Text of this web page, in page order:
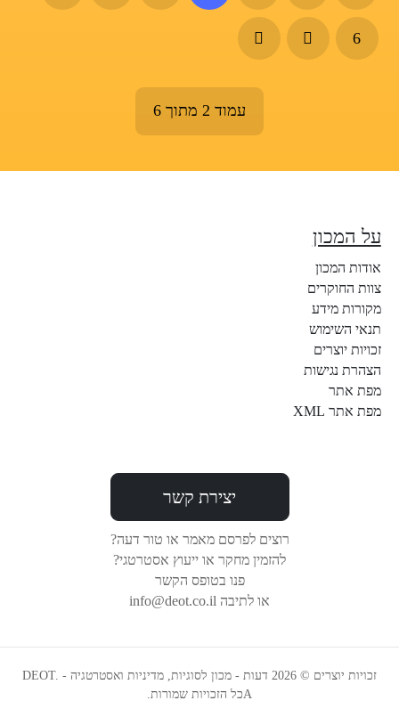
6
עמוד 2 מתוך 6
על המכון
אודות המכון
צוות החוקרים
מקורות מידע
תנאי השימוש
זכויות יוצרים
הצהרת נגישות
מפת אתר
מפת אתר XML
יצירת קשר
רוצים לפרסם מאמר או טור דעה?
להזמין מחקר או ייעוץ אסטרטגי?
פנו בטופס הקשר
או לתיבה info@deot.co.il
זכויות יוצרים © 2026 דעות - מכון לסוגיות, מדיניות ואסטרטגיה - DEOT.
Aכל הזכויות שמורות.